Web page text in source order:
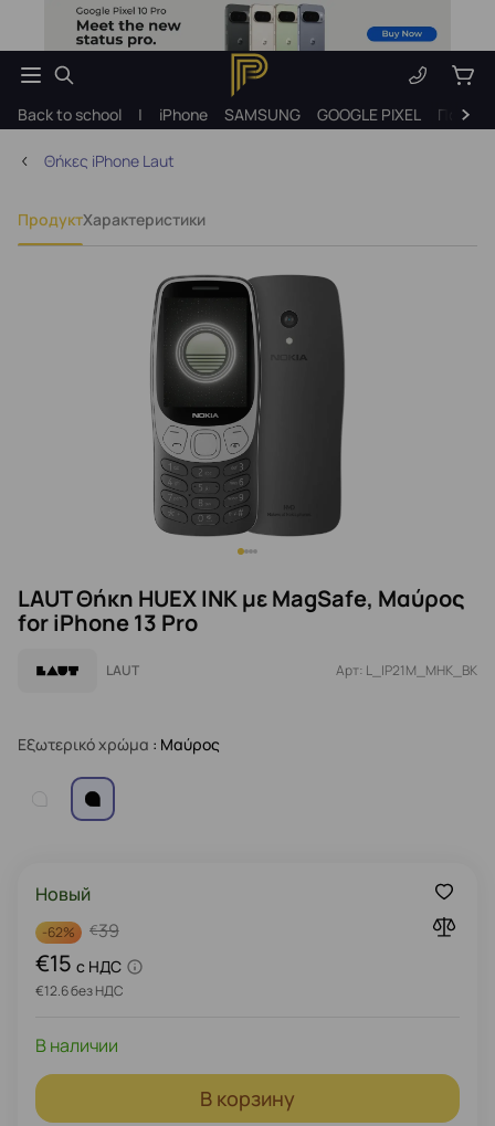
Back to school | iPhone SAMSUNG GOOGLE PIXEL
Θήκες iPhone Laut
ПродуктХарактеристики
LAUT Θήκη HUEX INK με MagSafe, Μαύρος
for iPhone 13 Pro
LAUT Арт: L_IP21M_MHK_BK
Εξωτερικό χρώμα : Μαύρος
Новый
€15 c НДС
€12.6 без НДС
-62% 39
€
В наличии
В корзину